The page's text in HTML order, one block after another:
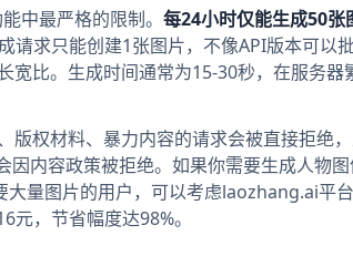
中最严格的限制。 每24小时仅能生成50张
请求只能创建1张图片，不像API版本可以
宽比。生成时间通常为15-30秒，在服务器
版权材料、暴力内容的请求会被直接拒绝
内容政策被拒绝。如果你需要生成人物
量图片的用户，可以考虑laozhang.ai平
，节省幅度达98%。